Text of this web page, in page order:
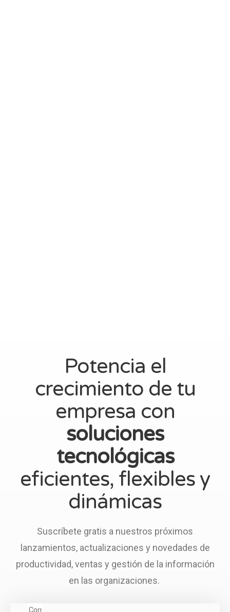
Potencia el
crecimiento de tu
empresa con
soluciones
tecnológicas
eficientes, flexibles y
dinámicas
Suscríbete gratis a nuestros próximos
lanzamientos, actualizaciones y novedades de
productividad, ventas y gestión de la información
en las organizaciones.